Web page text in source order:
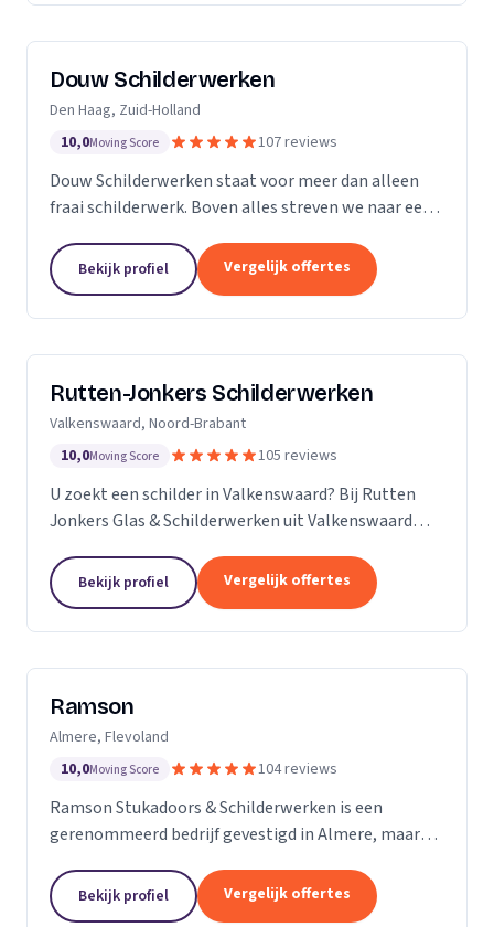
Douw Schilderwerken
Den Haag, Zuid-Holland
10,0Moving Score 107 reviews
Douw Schilderwerken staat voor meer dan alleen
fraai schilderwerk. Boven alles streven we naar een
kostenbesparend voor u als klant. Bovendien kunt u
rekenen op...
Bekijk profiel Vergelijk offertes
Rutten-Jonkers Schilderwerken
Valkenswaard, Noord-Brabant
10,0Moving Score 105 reviews
U zoekt een schilder in Valkenswaard? Bij Rutten
Jonkers Glas & Schilderwerken uit Valkenswaard
Bekijk profiel Vergelijk offertes
Ramson
Almere, Flevoland
10,0Moving Score 104 reviews
Ramson Stukadoors & Schilderwerken is een
gerenommeerd bedrijf gevestigd in Almere, maar
Of u nu in Amsterdam, Harderwijk, Amersfoort of
elders...
Bekijk profiel Vergelijk offertes